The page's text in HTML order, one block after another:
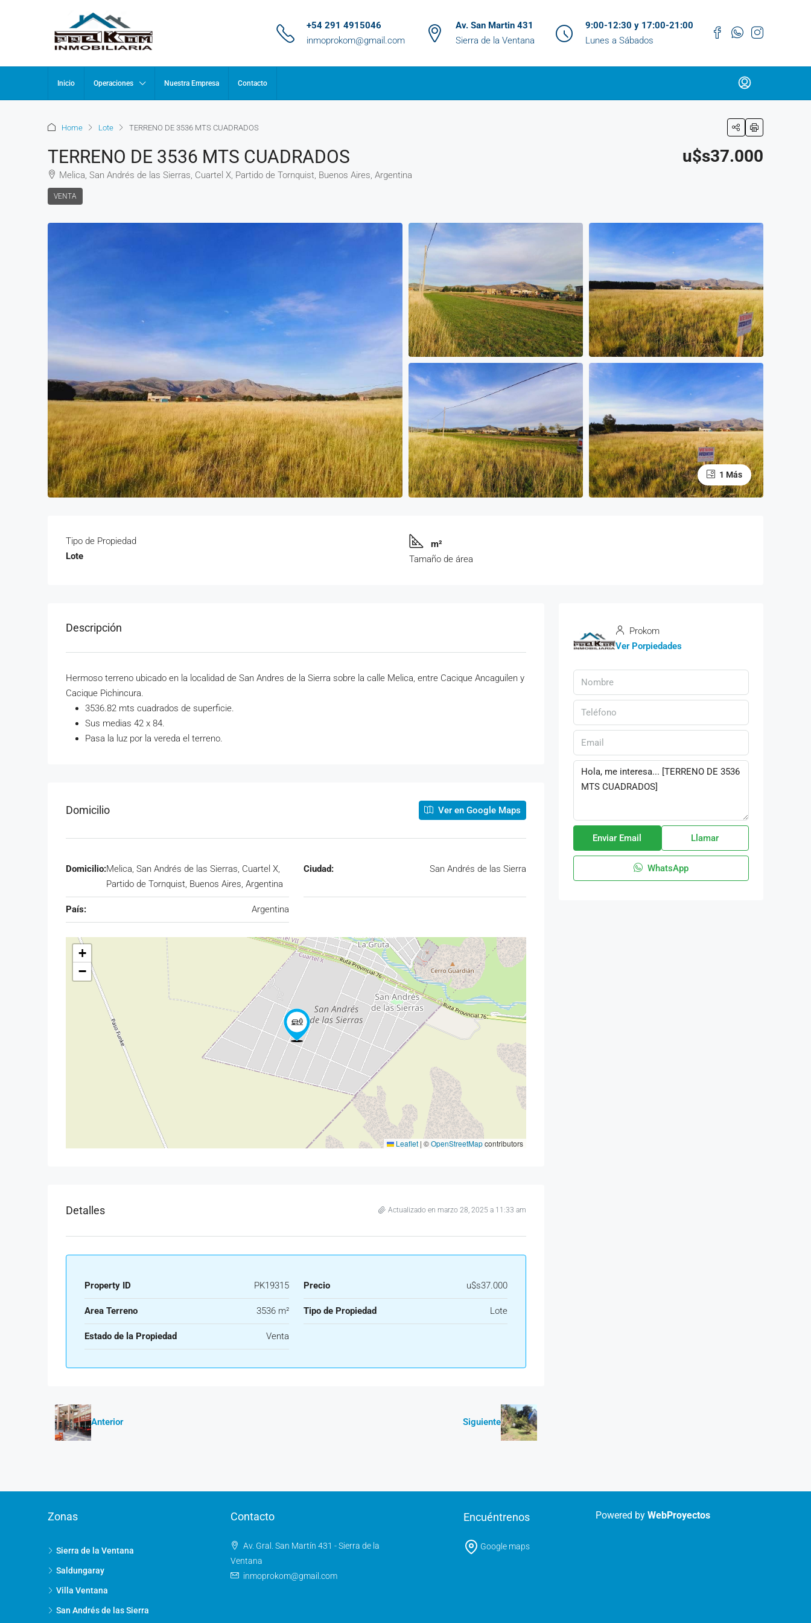
+54 291 4915046
inmoprokom@gmail.com
Av. San Martin 431
Sierra de la Ventana
9:00-12:30 y 17:00-21:00
Lunes a Sábados
Inicio Operaciones Nuestra Empresa Contacto
Home Lote TERRENO DE 3536 MTS CUADRADOS
TERRENO DE 3536 MTS CUADRADOS
Melica, San Andrés de las Sierras, Cuartel X, Partido de Tornquist, Buenos Aires, Argentina
VENTA
u$s37.000
1 Más
Tipo de Propiedad
Lote
m²
Tamaño de área
Descripción
Hermoso terreno ubicado en la localidad de San Andres de la Sierra sobre la calle Melica, entre Cacique Ancaguilen y
Cacique Pichincura.
3536.82 mts cuadrados de superficie.
Sus medias 42 x 84.
Pasa la luz por la vereda el terreno.
Domicilio Ver en Google Maps
Domicilio:Melica, San Andrés de las Sierras, Cuartel X,
Partido de Tornquist, Buenos Aires, Argentina
Ciudad: San Andrés de las Sierra
País: Argentina
+
−
Leaflet | ©OpenStreetMapcontributors
Detalles Actualizado en marzo 28, 2025 a 11:33 am
Property ID PK19315 Precio u$s37.000
Area Terreno 3536 m² Tipo de Propiedad Lote
Estado de la Propiedad Venta
Anterior Siguiente
Prokom
Ver Porpiedades
Enviar Email Llamar
WhatsApp
Zonas
Sierra de la Ventana
Saldungaray
Villa Ventana
San Andrés de las Sierra
Contacto
Av. Gral. San Martín 431 - Sierra de la
Ventana
inmoprokom@gmail.com
Encuéntrenos
Google maps
Powered by WebProyectos